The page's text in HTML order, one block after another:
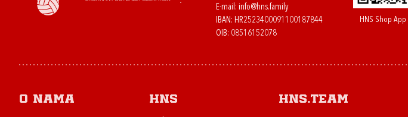
E-mail: info@hns.family
IBAN: HR2523400091100187844
OIB: 08516152078
HNS Shop App
O nama HNS HNS.team